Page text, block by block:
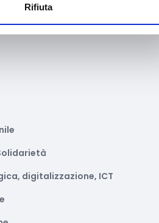
Rifiuta
digitalizzazione, ICT